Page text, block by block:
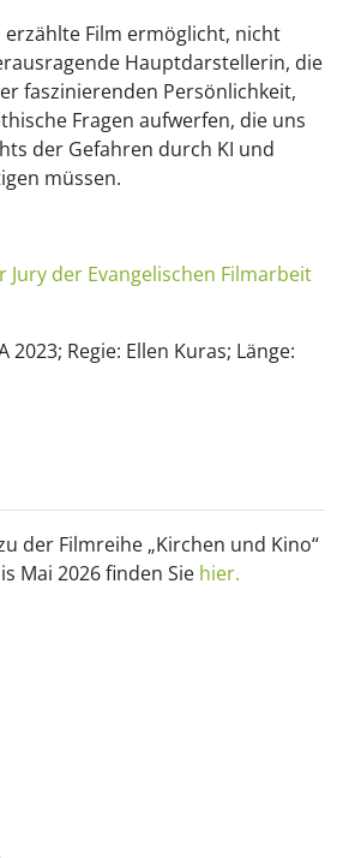
erzählte Film ermöglicht, nicht
Hauptdarstellerin, die
faszinierenden Persönlichkeit,
Fragen aufwerfen, die uns
der Gefahren durch KI und
müssen.
Jury der Evangelischen Filmarbeit
Regie: Ellen Kuras; Länge:
der Filmreihe „Kirchen und Kino“
Mai 2026 finden Sie hier.